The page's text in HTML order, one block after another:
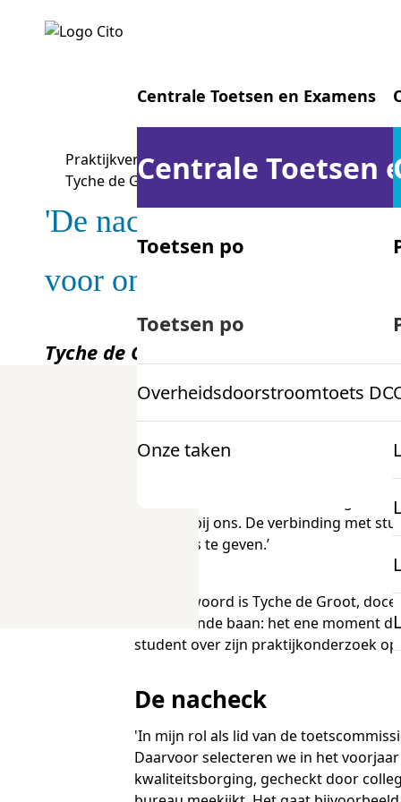
Centrale Toetsen en Examens
Centrale Toetsen
Toetsen po
Toetsen po
Overheidsdoorstroomtoets
Onze taken
Centrale examens vo
Informatie
Centrale examens mbo
mbo Nederlandse taal
mbo Engels
docentenparticipatie
onze expertise
Onderzoek
Praktijkverhalen
Tyche de Groot van Hogeschool de Kempel
'De nacheck – onderdeel
voor ons echt heel
Tyche de Groot
Hogeschool de Kempel is een
maar ook voor de zij-instroom- of
en trainingen en cursussen. Cito
Het voordeel van een kleine
centraal bij ons. De verbinding met
onderwijs te geven.’
Aan het woord is Tyche de Groot,
afwisselende baan: het ene moment
student over zijn praktijkonderzoek op
De nacheck
'In mijn rol als lid van de
Daarvoor selecteren we in het
kwaliteitsborging, gecheckt door